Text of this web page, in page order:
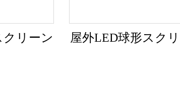
クリーン 屋外LED球形スク